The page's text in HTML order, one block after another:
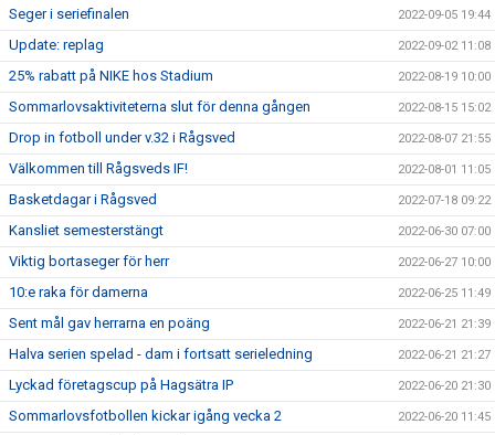
Seger i seriefinalen 2022-09-05 19:44
Update: replag 2022-09-02 11:08
25% rabatt på NIKE hos Stadium 2022-08-19 10:00
Sommarlovsaktiviteterna slut för denna gången 2022-08-15 15:02
Drop in fotboll under v.32 i Rågsved 2022-08-07 21:55
Välkommen till Rågsveds IF! 2022-08-01 11:05
Basketdagar i Rågsved 2022-07-18 09:22
Kansliet semesterstängt 2022-06-30 07:00
Viktig bortaseger för herr 2022-06-27 10:00
10:e raka för damerna 2022-06-25 11:49
Sent mål gav herrarna en poäng 2022-06-21 21:39
Halva serien spelad - dam i fortsatt serieledning 2022-06-21 21:27
Lyckad företagscup på Hagsätra IP 2022-06-20 21:30
Sommarlovsfotbollen kickar igång vecka 2 2022-06-20 11:45